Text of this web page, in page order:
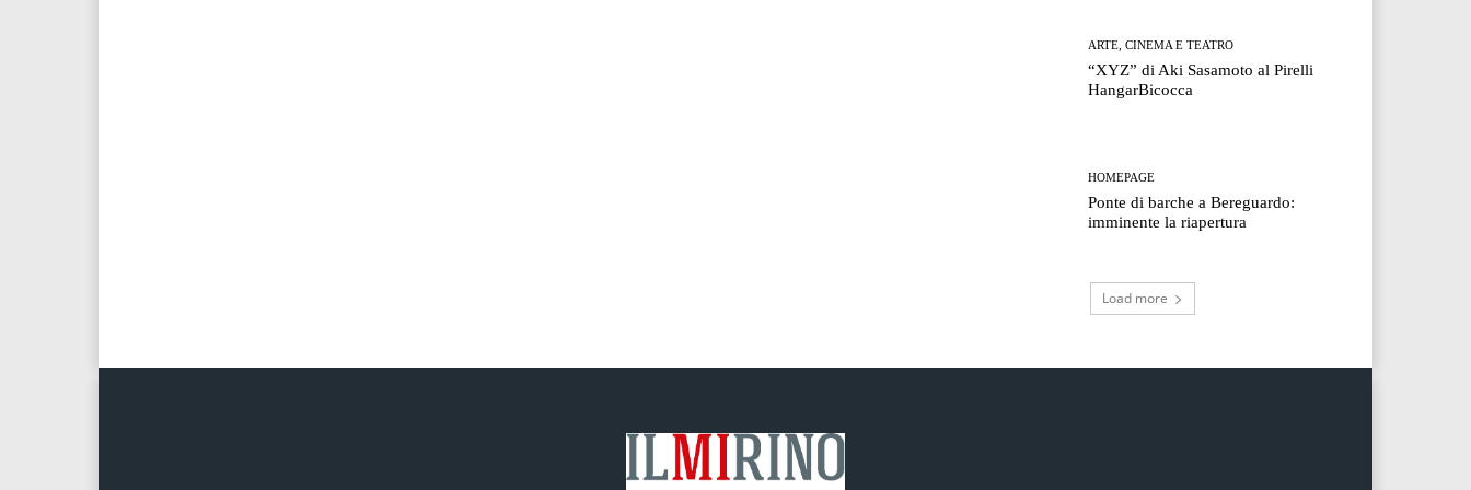
ARTE, CINEMA E TEATRO
“XYZ” di Aki Sasamoto al Pirelli
HangarBicocca
HOMEPAGE
Ponte di barche a Bereguardo:
imminente la riapertura
Load more